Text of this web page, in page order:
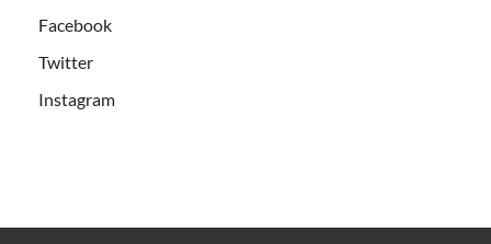
Facebook
Twitter
Instagram